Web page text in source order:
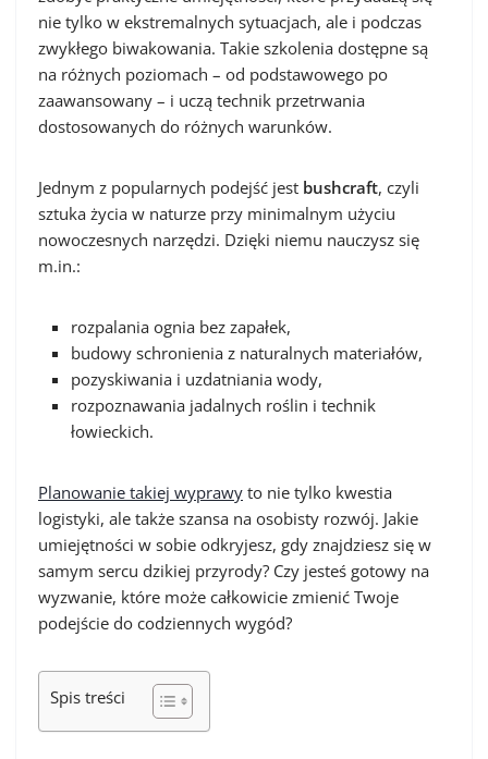
nie tylko w ekstremalnych sytuacjach, ale i podczas
zwykłego biwakowania. Takie szkolenia dostępne są
na różnych poziomach – od podstawowego po
zaawansowany – i uczą technik przetrwania
dostosowanych do różnych warunków.
Jednym z popularnych podejść jest bushcraft, czyli
sztuka życia w naturze przy minimalnym użyciu
nowoczesnych narzędzi. Dzięki niemu nauczysz się
m.in.:
rozpalania ognia bez zapałek,
budowy schronienia z naturalnych materiałów,
pozyskiwania i uzdatniania wody,
rozpoznawania jadalnych roślin i technik
łowieckich.
Planowanie takiej wyprawy to nie tylko kwestia
logistyki, ale także szansa na osobisty rozwój. Jakie
umiejętności w sobie odkryjesz, gdy znajdziesz się w
samym sercu dzikiej przyrody? Czy jesteś gotowy na
wyzwanie, które może całkowicie zmienić Twoje
podejście do codziennych wygód?
Spis treści